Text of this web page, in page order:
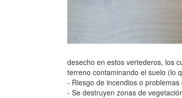
desecho en estos vertederos, los
terreno contaminando el suelo (lo
- Riesgo de incendios o
- Se destruyen zonas de